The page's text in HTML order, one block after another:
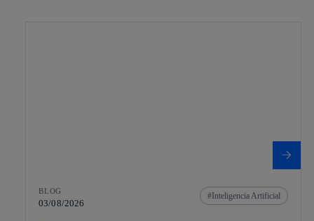
BLOG
03/08/2026
Inteligencia Artificial